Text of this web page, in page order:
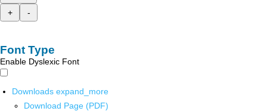
+
-
Font Type
Enable Dyslexic Font
Downloads expand_more
Download Page (PDF)